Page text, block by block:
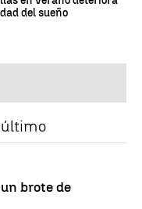
del sueño
brote de